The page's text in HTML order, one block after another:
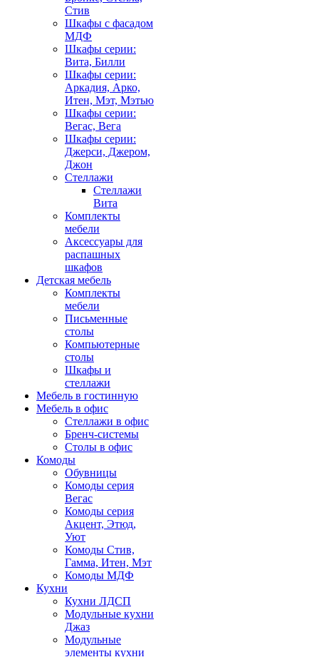
Стив
Шкафы с фасадом
МДФ
Шкафы серии:
Вита, Билли
Шкафы серии:
Аркадия, Арко,
Итен, Мэт, Мэтью
Шкафы серии:
Вегас, Вега
Шкафы серии:
Джерси, Джером,
Джон
Стеллажи
Стеллажи
Вита
Комплекты
мебели
Аксессуары для
распашных
шкафов
Детская мебель
Комплекты
мебели
Письменные
столы
Компьютерные
столы
Шкафы и
стеллажи
Мебель в гостинную
Мебель в офис
Стеллажи в офис
Бренч-системы
Столы в офис
Комоды
Обувницы
Комоды серия
Вегас
Комоды серия
Акцент, Этюд,
Уют
Комоды Стив,
Гамма, Итен, Мэт
Комоды МДФ
Кухни
Кухни ЛДСП
Модульные кухни
Джаз
Модульные
элементы кухни